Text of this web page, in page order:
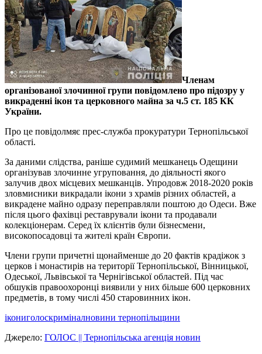
Членам
організованої злочинної групи повідомлено про підозру у
викраденні ікон та церковного майна за ч.5 ст. 185 КК
України.
Про це повідолмяє прес-служба прокуратури Тернопільської
області.
За даними слідства, раніше судимий мешканець Одещини
організував злочинне угруповання, до діяльності якого
залучив двох місцевих мешканців. Упродовж 2018-2020 років
зловмисники викрадали ікони з храмів різних областей, а
викрадене майно одразу переправляли поштою до Одеси. Вже
після цього фахівці реставрували ікони та продавали
колекціонерам. Серед їх клієнтів були бізнесмени,
високопосадовці та жителі країн Європи.
Члени групи причетні щонайменше до 20 фактів крадіжок з
церков і монастирів на території Тернопільської, Вінницької,
Одеської, Львівської та Чернігівської областей. Під час
обшуків правоохоронці виявили у них більше 600 церковних
предметів, в тому числі 450 старовинних ікон.
ікониголоскриміналновини тернопільщини
Джерело: ГОЛОС || Тернопільська агенція новин